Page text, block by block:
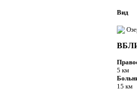
Вид
5 км
15 км